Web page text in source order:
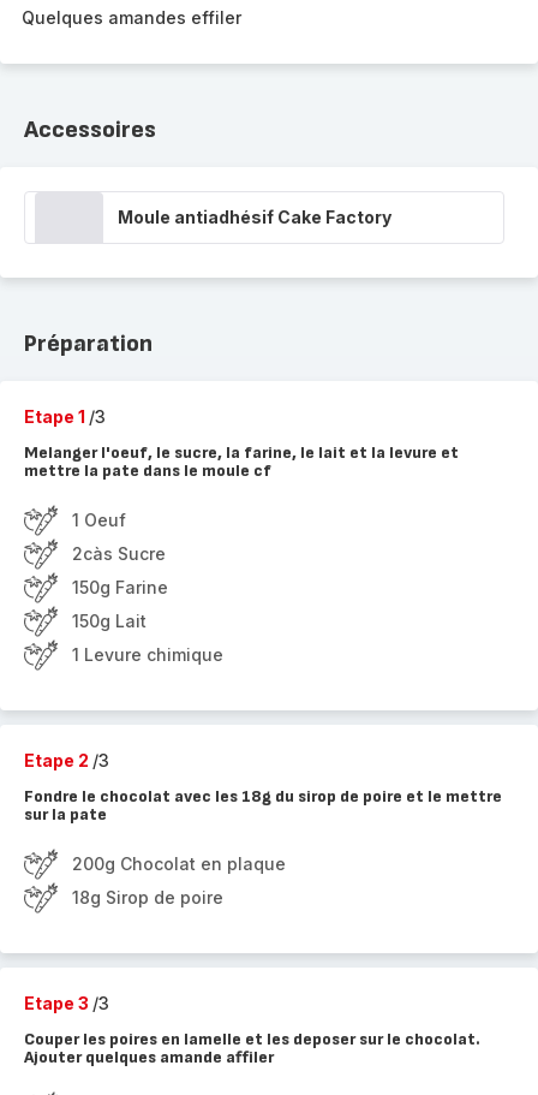
Quelques amandes effiler
Accessoires
Moule antiadhésif Cake Factory
Préparation
Etape 1 /3
Melanger l'oeuf, le sucre, la farine, le lait et la levure et
mettre la pate dans le moule cf
1 Oeuf
2càs Sucre
150g Farine
150g Lait
1 Levure chimique
Etape 2 /3
Fondre le chocolat avec les 18g du sirop de poire et le mettre
sur la pate
200g Chocolat en plaque
18g Sirop de poire
Etape 3 /3
Couper les poires en lamelle et les deposer sur le chocolat.
Ajouter quelques amande affiler